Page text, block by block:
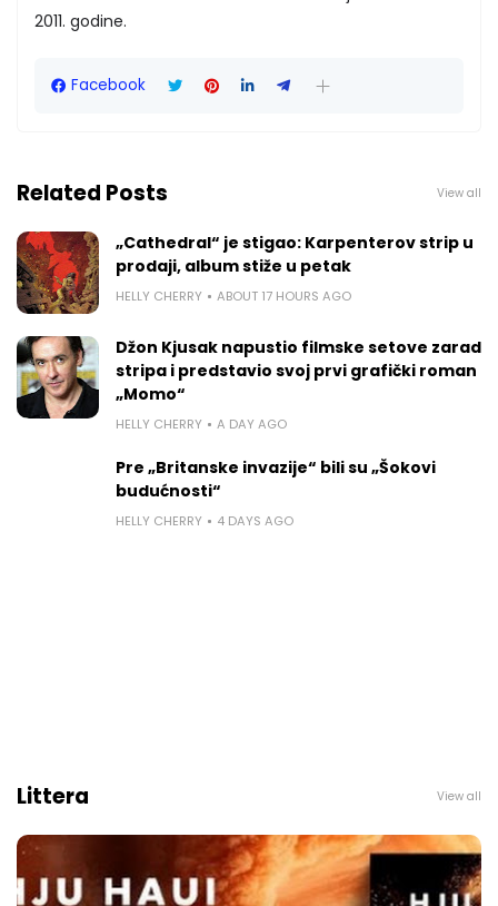
2011. godine.
Facebook
Related Posts View all
„Cathedral“ je stigao: Karpenterov strip u
prodaji, album stiže u petak
HELLY CHERRY ABOUT 17 HOURS AGO
Džon Kjusak napustio filmske setove zarad
stripa i predstavio svoj prvi grafički roman
„Momo“
HELLY CHERRY A DAY AGO
Pre „Britanske invazije“ bili su „Šokovi
budućnosti“
HELLY CHERRY 4 DAYS AGO
Littera View all